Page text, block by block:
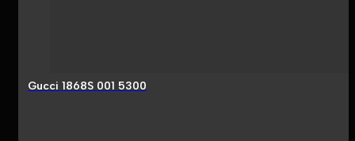
Gucci 1868S 001 5300